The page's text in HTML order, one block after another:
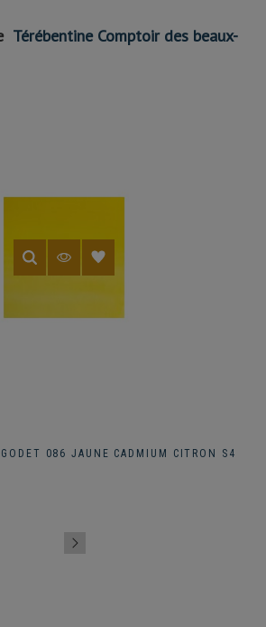
Térébentine Comptoir des beaux-
086 JAUNE CADMIUM CITRON S4